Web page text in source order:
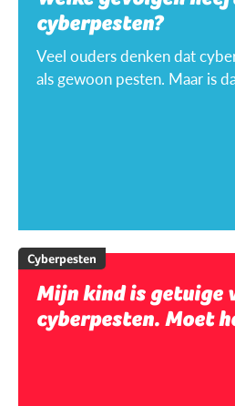
cyberpesten?
Veel ouders denken dat
als gewoon pesten. Maar is
Cyberpesten
Mijn kind is getuige
cyberpesten. Moet